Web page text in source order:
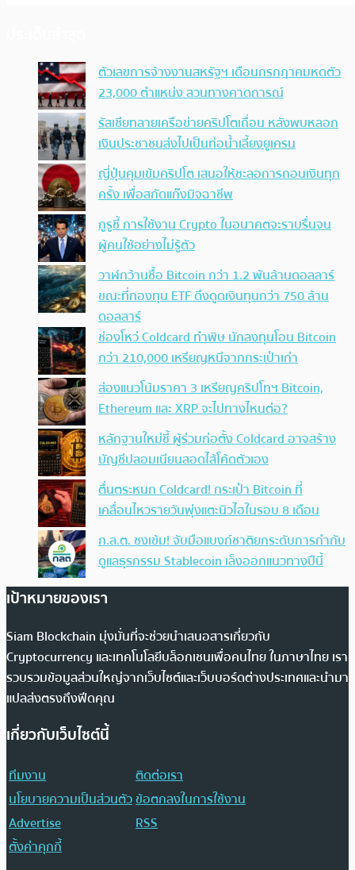
ตัวเลขการจ้างงานสหรัฐฯ เดือนกรกฎาคมหดตัว
23,000 ตำแหน่ง สวนทางคาดการณ์
รัสเซียทลายเครือข่ายคริปโตเถื่อน หลังพบหลอก
เงินประชาชนส่งไปเป็นท่อน้ำเลี้ยงยูเครน
ญี่ปุ่นคุมเข้มคริปโต เสนอให้ชะลอการถอนเงินทุก
ครั้ง เพื่อสกัดแก๊งมิจฉาชีพ
กูรูชี้ การใช้งาน Crypto ในอนาคตจะราบรื่นจน
ผู้คนใช้อย่างไม่รู้ตัว
วาฬกว้านซื้อ Bitcoin กว่า 1.2 พันล้านดอลลาร์
ขณะที่กองทุน ETF ดึงดูดเงินทุนกว่า 750 ล้าน
ดอลลาร์
ช่องโหว่ Coldcard ทำพิษ นักลงทุนโอน Bitcoin
กว่า 210,000 เหรียญหนีจากกระเป๋าเก่า
ส่องแนวโน้มราคา 3 เหรียญคริปโทฯ Bitcoin,
Ethereum และ XRP จะไปทางไหนต่อ?
หลักฐานใหม่ชี้ ผู้ร่วมก่อตั้ง Coldcard อาจสร้าง
บัญชีปลอมเนียนสอดไส้โค้ดตัวเอง
ตื่นตระหนก Coldcard! กระเป๋า Bitcoin ที่
เคลื่อนไหวรายวันพุ่งแตะนิวไฮในรอบ 8 เดือน
ก.ล.ต. ชงเข้ม! จับมือแบงก์ชาติยกระดับการกำกับ
ดูแลธุรกรรม Stablecoin เล็งออกแนวทางปีนี้
เป้าหมายของเรา
Siam Blockchain มุ่งมั่นที่จะช่วยนำเสนอสารเกี่ยวกับ
Cryptocurrency และเทคโนโลยีบล็อกเชนเพื่อคนไทย ในภาษาไทย เรา
รวบรวมข้อมูลส่วนใหญ่จากเว็บไซต์และเว็บบอร์ดต่างประเทศและนำมา
แปลส่งตรงถึงฟีดคุณ
เกี่ยวกับเว็บไซต์นี้
ทีมงาน
ติดต่อเรา
นโยบายความเป็นส่วนตัวข้อตกลงในการใช้งาน
Advertise
RSS
ตั้งค่าคุกกี้